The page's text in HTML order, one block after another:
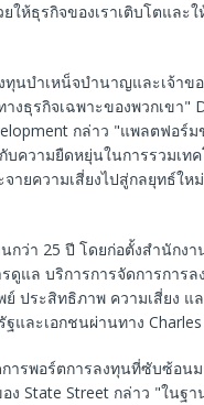
ห้ธุรกิจของเราเติบโตและ
ทุนบำเหน็จบำนาญและเจ้าข
งธุรกิจเฉพาะของพวกเขา"
กล่าว "แพลตฟอร์ม
ความยืดหยุ่นในการรวมเท
ายความเสี่ยงไปสู่กลยุทธ์ให
กว่า 25 ปี โดยก่อตั้งสำนักง
ดูแล บริการการจัดการการ
ประสิทธิภาพ ความเสี่ยง แ
และเอกชนผ่านทาง Charles
การพอร์ตการลงทุนที่ซับซ้อน
ง State Street กล่าว "ในฐ